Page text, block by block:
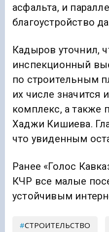
асфальта, и
благоустройство
Кадыров уточнил,
инспекционный
по строительным
их числе значится
комплекс, а также
Хаджи Кишиева.
что увиденным
Ранее «Голос
КЧР все малые
устойчивым
СТРОИТЕЛЬСТВО